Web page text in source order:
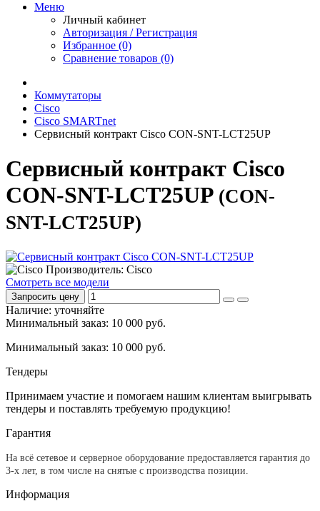
Меню
Личный кабинет
Авторизация / Регистрация
Избранное (0)
Сравнение товаров (0)
Коммутаторы
Cisco
Cisco SMARTnet
Сервисный контракт Cisco CON-SNT-LCT25UP
Сервисный контракт Cisco
CON-SNT-LCT25UP (CON-
SNT-LCT25UP)
Производитель: Cisco
Смотреть все модели
Запросить цену
Наличие: уточняйте
Минимальный заказ: 10 000 руб.
Минимальный заказ: 10 000 руб.
Тендеры
Принимаем участие и помогаем нашим клиентам выигрывать
тендеры и поставлять требуемую продукцию!
Гарантия
На всё сетевое и серверное оборудование предоставляется гарантия до
3-х лет, в том числе на снятые с производства позиции.
Информация